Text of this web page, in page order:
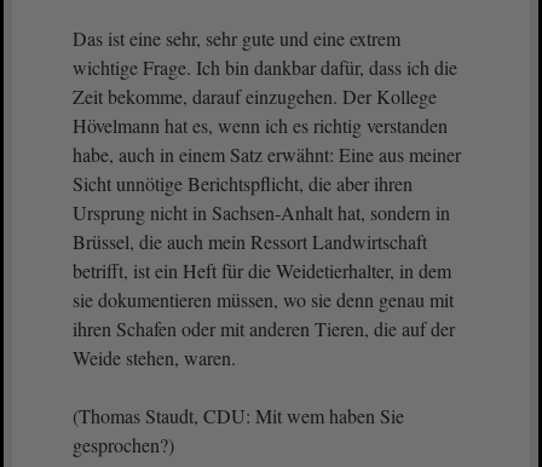
Das ist eine sehr, sehr gute und eine extrem
wichtige Frage. Ich bin dankbar dafür, dass ich die
Zeit bekomme, darauf einzugehen. Der Kollege
Hövelmann hat es, wenn ich es richtig verstanden
habe, auch in einem Satz erwähnt: Eine aus meiner
Sicht unnötige Berichtspflicht, die aber ihren
Ursprung nicht in Sachsen-Anhalt hat, sondern in
Brüssel, die auch mein Ressort Landwirtschaft
betrifft, ist ein Heft für die Weidetierhalter, in dem
sie dokumentieren müssen, wo sie denn genau mit
ihren Schafen oder mit anderen Tieren, die auf der
Weide stehen, waren.
(Thomas Staudt, CDU: Mit wem haben Sie
gesprochen?)